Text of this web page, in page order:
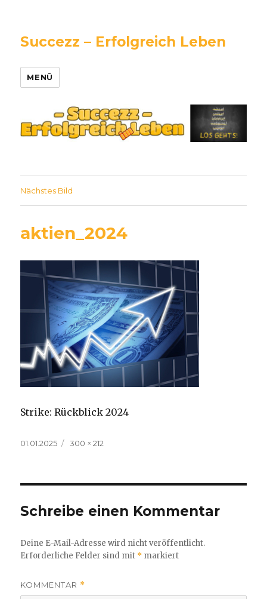
Succezz – Erfolgreich Leben
MENÜ
Nächstes Bild
aktien_2024
Strike: Rückblick 2024
Veröffentlicht
01.01.2025
Volle
300 × 212
Schreibe einen Kommentar
Deine E-Mail-Adresse wird nicht veröffentlicht.
Erforderliche Felder sind mit * markiert
KOMMENTAR *